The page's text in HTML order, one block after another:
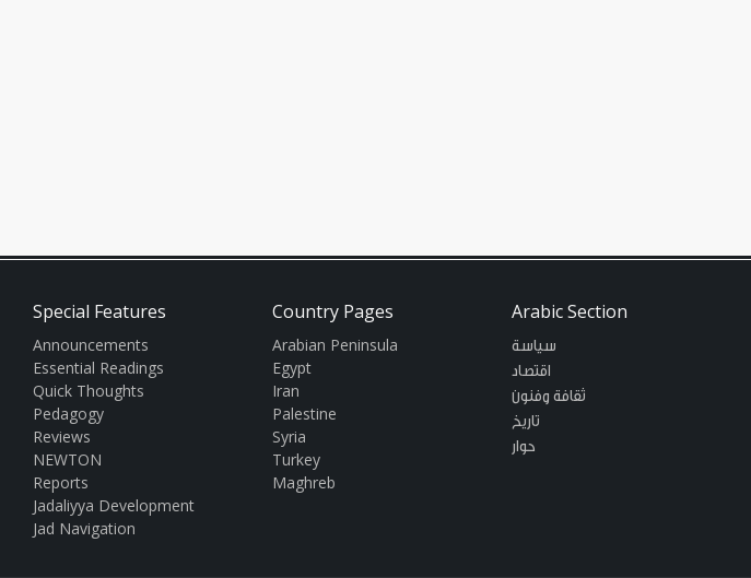
Special Features
Announcements
Essential Readings
Quick Thoughts
Pedagogy
Reviews
NEWTON
Reports
Jadaliyya Development
Jad Navigation
Country Pages
Arabian Peninsula
Egypt
Iran
Palestine
Syria
Turkey
Maghreb
Arabic Section
سياسة
اقتصاد
ثقافة وفنون
تاريخ
حوار